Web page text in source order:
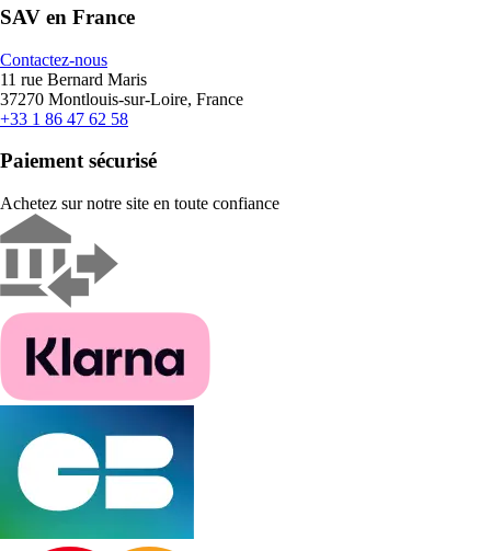
SAV en France
Contactez-nous
11 rue Bernard Maris
37270 Montlouis-sur-Loire, France
+33 1 86 47 62 58
Paiement sécurisé
Achetez sur notre site en toute confiance